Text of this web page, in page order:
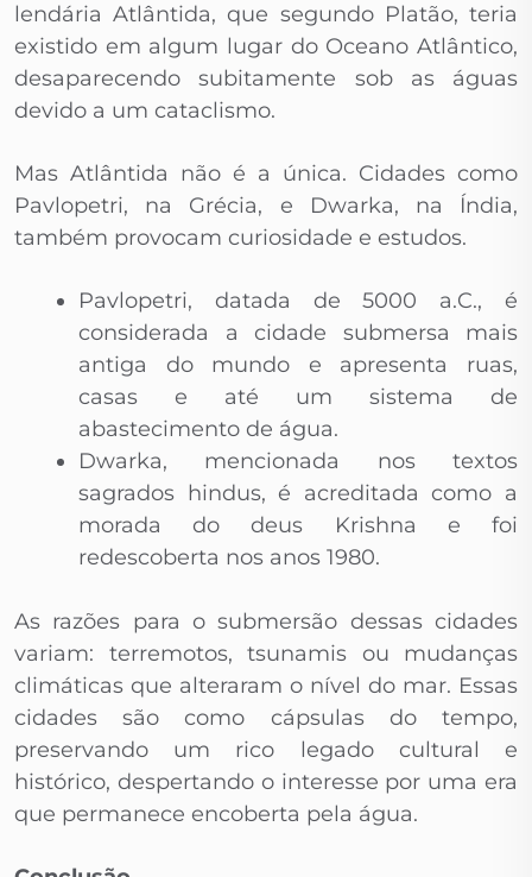
lendária Atlântida, que segundo Platão, teria
existido em algum lugar do Oceano Atlântico,
desaparecendo subitamente sob as águas
devido a um cataclismo.
Mas Atlântida não é a única. Cidades como
Pavlopetri, na Grécia, e Dwarka, na Índia,
também provocam curiosidade e estudos.
Pavlopetri, datada de 5000 a.C., é
considerada a cidade submersa mais
antiga do mundo e apresenta ruas,
casas e até um sistema de
abastecimento de água.
Dwarka, mencionada nos textos
sagrados hindus, é acreditada como a
morada do deus Krishna e foi
redescoberta nos anos 1980.
As razões para o submersão dessas cidades
variam: terremotos, tsunamis ou mudanças
climáticas que alteraram o nível do mar. Essas
cidades são como cápsulas do tempo,
preservando um rico legado cultural e
histórico, despertando o interesse por uma era
que permanece encoberta pela água.